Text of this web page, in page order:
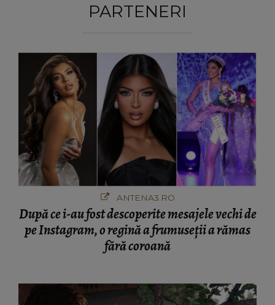
PARTENERI
ANTENA3.RO
După ce i-au fost descoperite mesajele vechi de
pe Instagram, o regină a frumuseții a rămas
fără coroană